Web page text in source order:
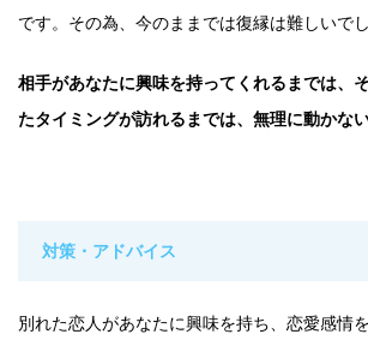
です。その為、今のままでは復縁は難しいでし
相手があなたに興味を持ってくれるまでは、
たタイミングが訪れるまでは、無理に動かな
対策・アドバイス
別れた恋人があなたに興味を持ち、恋愛感情